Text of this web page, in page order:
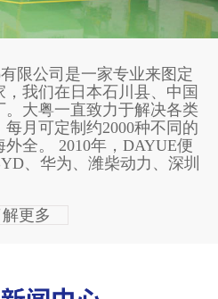
限公司是一家专业来图定
我们在日本石川县、中国
大粤一直致力于解决各类
月可定制约2000种不同的
全。 2010年，DAYUE便
、华为、潍柴动力、深圳
更多